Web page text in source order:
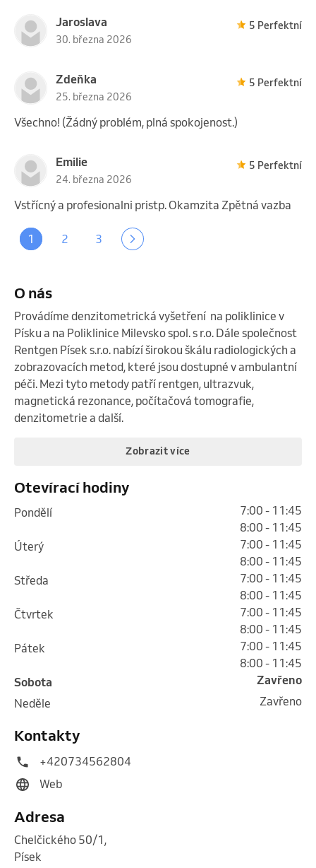
Jaroslava
30. března 2026
5 Perfektní
Zdeňka
25. března 2026
5 Perfektní
Všechno! (Žádný problém, plná spokojenost.)
Emilie
24. března 2026
5 Perfektní
Vstřícný a profesionalni pristp. Okamzita Zpětná vazba
1 2 3
O nás
Provádíme denzitometrická vyšetření  na poliklinice v
Písku a na Poliklinice Milevsko spol. s r.o. Dále společnost
Rentgen Písek s.r.o. nabízí širokou škálu radiologických a
zobrazovacích metod, které jsou dostupné v ambulantní
péči. Mezi tyto metody patří rentgen, ultrazvuk,
magnetická rezonance, počítačová tomografie,
denzitometrie a další.
Zobrazit více
Otevírací hodiny
pondělí
7:00 - 11:45
8:00 - 11:45
úterý
7:00 - 11:45
8:00 - 11:45
středa
7:00 - 11:45
8:00 - 11:45
čtvrtek
7:00 - 11:45
8:00 - 11:45
pátek
7:00 - 11:45
8:00 - 11:45
sobota
Zavřeno
neděle
Zavřeno
Kontakty
+420734562804
Web
Adresa
Chelčického 50/1 ,
Písek